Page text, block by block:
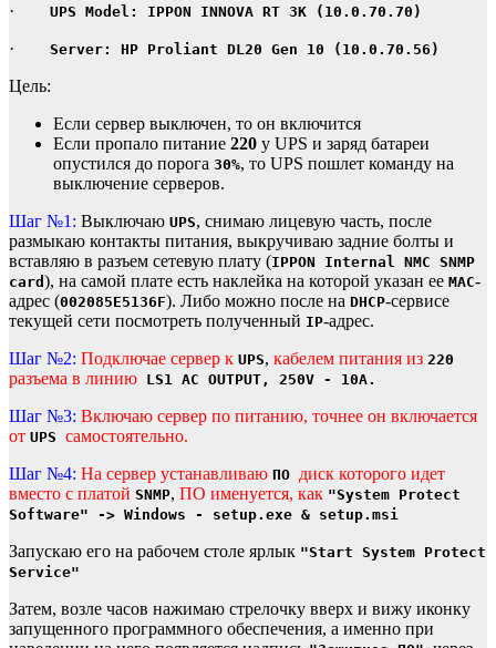
· UPS Model: IPPON INNOVA RT 3K (10.0.70.70)
· Server: HP Proliant DL20 Gen 10 (10.0.70.56)
Цель:
Если сервер выключен, то он включится
Если пропало питание 220 у UPS и заряд батареи
опустился до порога 30%, то UPS пошлет команду на
выключение серверов.
Шаг №1: Выключаю UPS, снимаю лицевую часть, после
размыкаю контакты питания, выкручиваю задние болты и
вставляю в разъем сетевую плату (IPPON Internal NMC SNMP
card ), на самой плате есть наклейка на которой указан ее MAC-
адрес (002085E5136F). Либо можно после на DHCP-сервисе
текущей сети посмотреть полученный IP-адрес.
Шаг №2: Подключае сервер к UPS, кабелем питания из 220
разъема в линию LS1 AC OUTPUT, 250V - 10A.
Шаг №3: Включаю сервер по питанию, точнее он включается
от UPS самостоятельно.
Шаг №4: На сервер устанавливаю ПО диск которого идет
вместо с платой SNMP, ПО именуется, как "System Protect
Software" -> Windows - setup.exe & setup.msi
Запускаю его на рабочем столе ярлык "Start System Protect
Service"
Затем, возле часов нажимаю стрелочку вверх и вижу иконку
запущенного программного обеспечения, а именно при